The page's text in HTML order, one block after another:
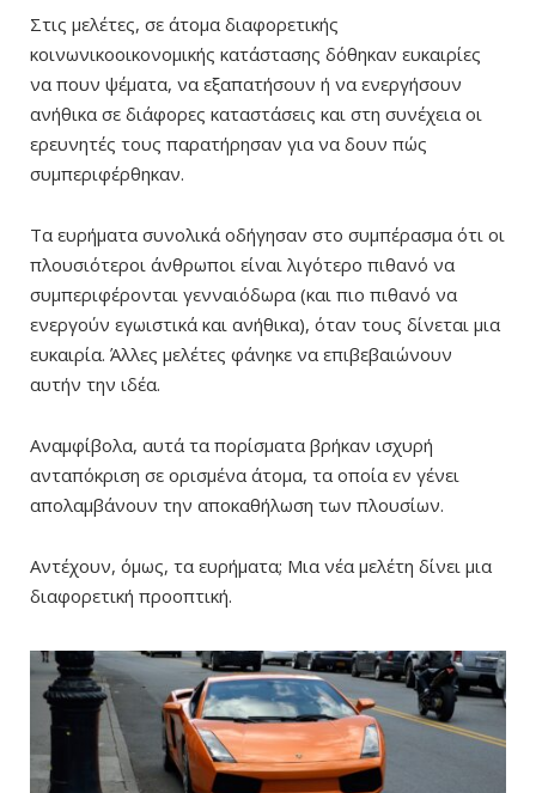
Στις μελέτες, σε άτομα διαφορετικής
κοινωνικοοικονομικής κατάστασης δόθηκαν ευκαιρίες
να πουν ψέματα, να εξαπατήσουν ή να ενεργήσουν
ανήθικα σε διάφορες καταστάσεις και στη συνέχεια οι
ερευνητές τους παρατήρησαν για να δουν πώς
συμπεριφέρθηκαν.
Τα ευρήματα συνολικά οδήγησαν στο συμπέρασμα ότι οι
πλουσιότεροι άνθρωποι είναι λιγότερο πιθανό να
συμπεριφέρονται γενναιόδωρα (και πιο πιθανό να
ενεργούν εγωιστικά και ανήθικα), όταν τους δίνεται μια
ευκαιρία. Άλλες μελέτες φάνηκε να επιβεβαιώνουν
αυτήν την ιδέα.
Αναμφίβολα, αυτά τα πορίσματα βρήκαν ισχυρή
ανταπόκριση σε ορισμένα άτομα, τα οποία εν γένει
απολαμβάνουν την αποκαθήλωση των πλουσίων.
Αντέχουν, όμως, τα ευρήματα; Μια νέα μελέτη δίνει μια
διαφορετική προοπτική.